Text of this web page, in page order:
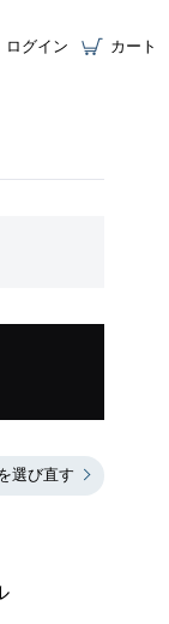
ログイン カート
選び直す